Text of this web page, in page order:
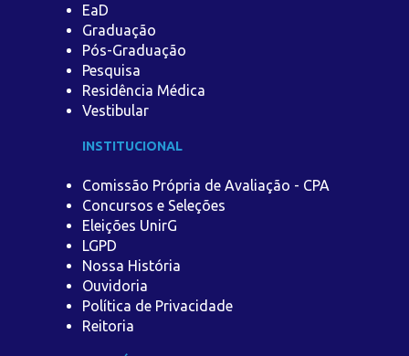
EaD
Graduação
Pós-Graduação
Pesquisa
Residência Médica
Vestibular
INSTITUCIONAL
Comissão Própria de Avaliação - CPA
Concursos e Seleções
Eleições UnirG
LGPD
Nossa História
Ouvidoria
Política de Privacidade
Reitoria